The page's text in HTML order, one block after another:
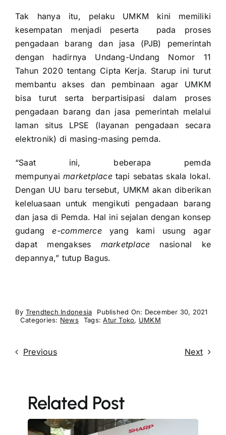
Tak hanya itu, pelaku UMKM kini memiliki
kesempatan menjadi peserta pada proses
pengadaan barang dan jasa (PJB) pemerintah
dengan hadirnya Undang-Undang Nomor 11
Tahun 2020 tentang Cipta Kerja. Starup ini turut
membantu akses dan pembinaan agar UMKM
bisa turut serta berpartisipasi dalam proses
pengadaan barang dan jasa pemerintah melalui
laman situs LPSE (layanan pengadaan secara
elektronik) di masing-masing pemda.
“Saat ini, beberapa pemda
mempunyaimarketplacetapi sebatas skala lokal.
Dengan UU baru tersebut, UMKM akan diberikan
keleluasaan untuk mengikuti pengadaan barang
dan jasa di Pemda. Hal ini sejalan dengan konsep
gudange-commerce yang kami usung agar
dapat mengakses marketplace nasional ke
depannya,” tutup Bagus.
By Trendtech Indonesia
Published On: December 30, 2021
Categories: News Tags:Atur Toko, UMKM
Previous Next
Related Post